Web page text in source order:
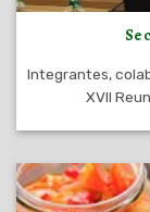
Se
Integrantes,
XVII